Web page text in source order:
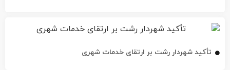
تأکید شهردار رشت بر ارتقای خدمات شهری